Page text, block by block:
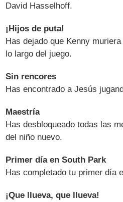
David Hasselhoff.
¡Hijos de puta!
Has dejado que Kenny
lo largo del juego.
Sin rencores
Has encontrado a Jesús
Maestría
Has desbloqueado todas las
del niño nuevo.
Primer día en South Park
Has completado tu primer día
¡Que llueva, que llueva!